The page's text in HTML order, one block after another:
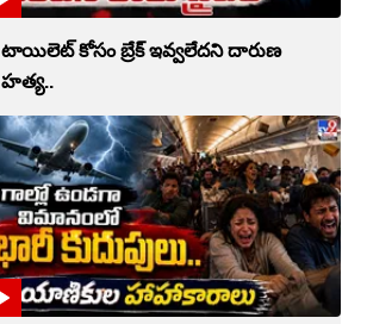
టాయిలెట్‌ కోసం బ్రేక్‌ ఇవ్వలేదని దారుణ
హత్య..